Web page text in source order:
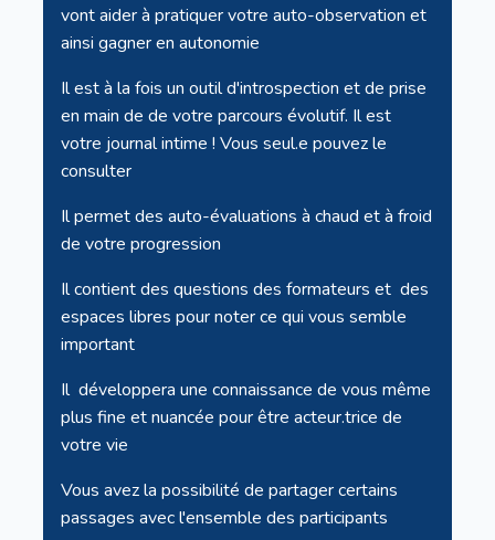
vont aider à pratiquer votre auto-observation et
ainsi gagner en autonomie
Il est à la fois un outil d'introspection et de prise
en main de de votre parcours évolutif. Il est
votre journal intime ! Vous seul.e pouvez le
consulter
Il permet des auto-évaluations à chaud et à froid
de votre progression
Il contient des questions des formateurs et des
espaces libres pour noter ce qui vous semble
important
Il développera une connaissance de vous même
plus fine et nuancée pour être acteur.trice de
votre vie
Vous avez la possibilité de partager certains
passages avec l'ensemble des participants